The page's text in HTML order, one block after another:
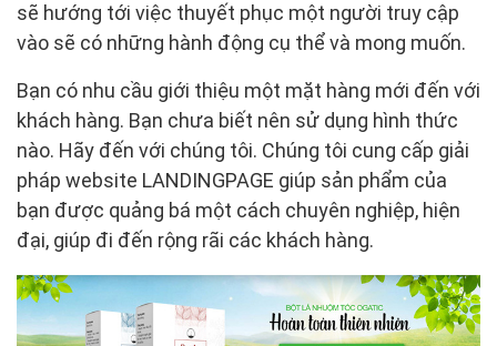
sẽ hướng tới việc thuyết phục một người truy cập
vào sẽ có những hành động cụ thể và mong muốn.
Bạn có nhu cầu giới thiệu một mặt hàng mới đến với
khách hàng. Bạn chưa biết nên sử dụng hình thức
nào. Hãy đến với chúng tôi. Chúng tôi cung cấp giải
pháp website LANDINGPAGE giúp sản phẩm của
bạn được quảng bá một cách chuyên nghiệp, hiện
đại, giúp đi đến rộng rãi các khách hàng.